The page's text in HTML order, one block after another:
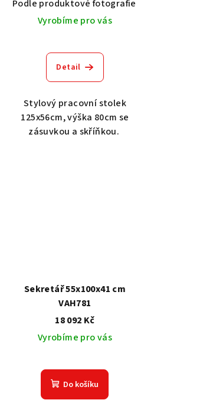
Dub tmavý 2208 Ořech střední BT79T3
Podle produktové fotografie
Vyrobíme pro vás
Detail
Stylový pracovní stolek
125x56cm, výška 80cm se
zásuvkou a skříňkou.
Sekretář 55x100x41 cm
VAH781
18 092 Kč
Vyrobíme pro vás
Do košíku